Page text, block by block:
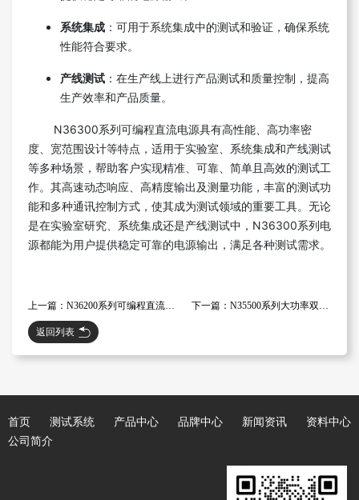
系统集成 ：可用于系统集成中的测试和验证，确保系统
性能符合要求。
产线测试 ：在生产线上进行产品测试和质量控制，提高
生产效率和产品质量。
N36300系列可编程直流电源具有高性能、高功率密
度、宽范围设计等特点，适用于实验室、系统集成和产线测试
等多种场景，帮助客户实现精准、可靠、简单且高效的测试工
作。其高速动态响应、高精度输出及测量功能，丰富的测试功
能和多种通讯控制方式，使其成为测试领域的重要工具。无论
是在实验室研究、系统集成还是产线测试中，N36300系列电
源都能为用户提供稳定可靠的电源输出，满足各种测试需求。
上一篇：N36200系列可编程直流电源的特性和应用 下一篇：N35500系列大功率双向可编程直流电源的特性和应用
返回列表
首页 测试系统 产品中心 品牌中心 新闻资讯
资料中心
公司简介